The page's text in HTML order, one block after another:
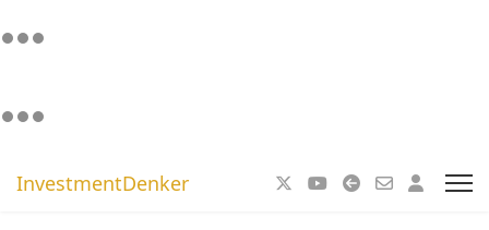
InvestmentDenker